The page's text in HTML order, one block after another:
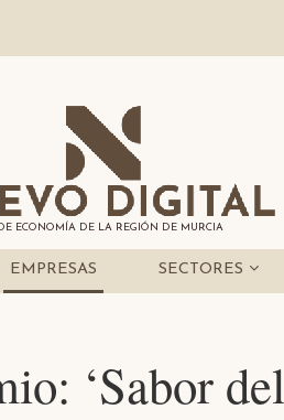
ECONOMÍA DE LA REGIÓN DE MURCIA
EMPRESAS SECTORES
‘Sabor